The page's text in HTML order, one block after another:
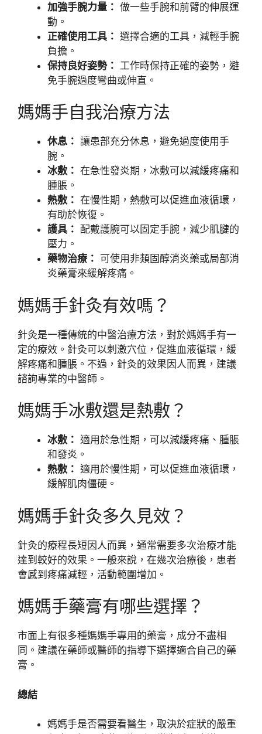
加強手腕力量： 做一些手腕和前臂的伸展運
動。
正確使用工具： 選擇合適的工具，減輕手腕
負擔。
保持良好姿勢： 工作時保持正確的姿勢，避
免手腕過度彎曲或伸直。
媽媽手自我治療方法
休息： 讓患部充分休息，避免過度使用手
腕。
冰敷： 在急性發炎期，冰敷可以減緩疼痛和
腫脹。
熱敷： 在慢性期，熱敷可以促進血液循環，
有助於恢復。
護具： 配戴護腕可以固定手腕，減少肌腱的
壓力。
藥物治療： 可使用非類固醇消炎藥或局部消
炎藥膏來緩解疼痛。
媽媽手針灸有效嗎？
針灸是一種傳統的中醫治療方法，對於媽媽手有一
定的療效。針灸可以刺激穴位，促進血液循環，緩
解疼痛和腫脹。不過，針灸的效果因人而異，建議
諮詢專業的中醫師。
媽媽手冰敷還是熱敷？
冰敷： 適用於急性期，可以減緩疼痛、腫脹
和發炎。
熱敷： 適用於慢性期，可以促進血液循環，
緩解肌肉僵硬。
媽媽手針灸多久見效？
針灸的療程長短因人而異，通常需要多次治療才能
達到較好的效果。一般來說，在幾次治療後，患者
會感到疼痛減輕，活動範圍增加。
媽媽手藥膏有哪些選擇？
市面上有很多種媽媽手專用的藥膏，成分不盡相
同。建議在藥師或醫師的指導下選擇適合自己的藥
膏。
總結
媽媽手是否需要看醫生，取決於症狀的嚴重